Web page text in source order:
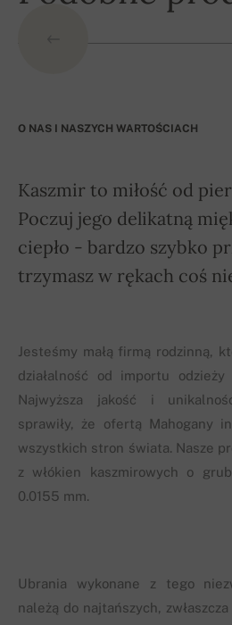
O NAS I NASZYCH WARTOŚCIACH
Kaszmir to miłość od
Poczuj jego delikatną
ciepło - bardzo szybko
trzymasz w rękach coś
Jesteśmy małą firmą rodzinną,
działalność od importu
Najwyższa jakość i
sprawiły, że ofertą Mahogany
wszystkich stron świata. Nasze
z włókien kaszmirowych o
0.0155 mm.
Ubrania wykonane z tego
należą do najtańszych,